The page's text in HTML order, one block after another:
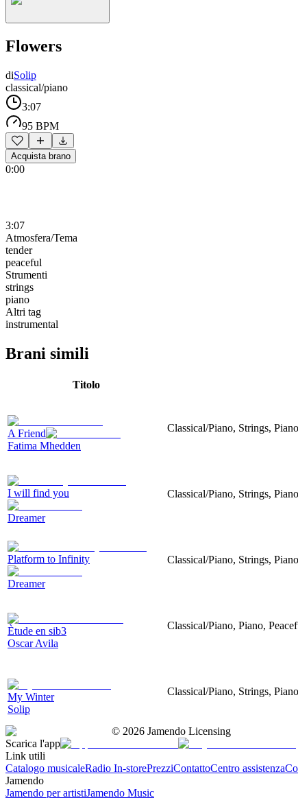
Flowers
diSolip
classical/piano
3:07
95 BPM
Acquista brano
0:00
3:07
Atmosfera/Tema
tender
peaceful
Strumenti
strings
piano
Altri tag
instrumental
Brani simili
Titolo
A Friend
Fatima Mhedden
Classical/Piano, Strings,
I will find you
Dreamer
Classical/Piano, Strings,
Platform to Infinity
Dreamer
Classical/Piano, Strings,
Ètude en sib3
Oscar Avila
Classical/Piano, Piano,
My Winter
Solip
Classical/Piano, Strings,
© 2026 Jamendo Licensing
Scarica l'app
Link utili
Catalogo musicaleRadio In-storePrezziContattoCentro assistenza
Jamendo
Jamendo per artistiJamendo Music